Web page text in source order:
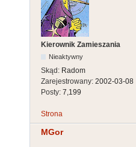
Kierownik Zamieszania
Nieaktywny
Skąd: Radom
Zarejestrowany: 2002-03-08
Posty: 7,199
Strona
MGor